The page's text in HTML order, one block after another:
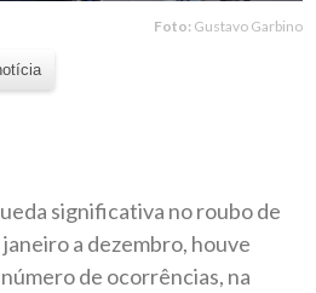
Foto: Gustavo Garbino
significativa no roubo de
a dezembro, houve
de ocorrências, na